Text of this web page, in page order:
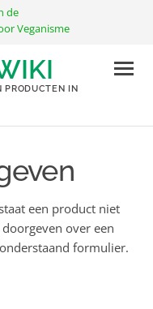
de
Veganisme
PRODUCTEN IN
een product niet
over een
formulier.